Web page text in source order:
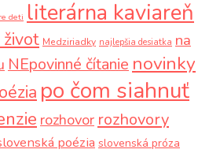
deti literárna kaviareň
Medziriadky najlepšia desiatka na
NEpovinné čítanie novinky
po čom siahnuť
rozhovor rozhovory
poézia slovenská próza